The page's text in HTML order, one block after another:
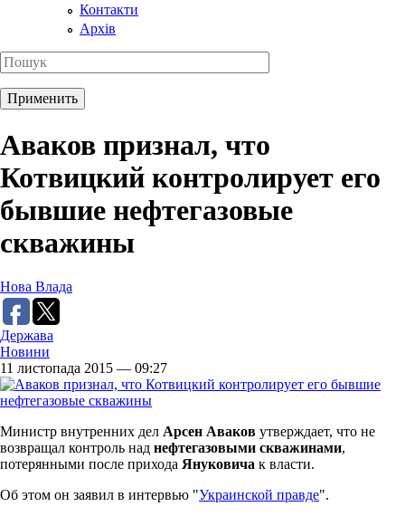
Контакти
Архів
Аваков признал, что
Котвицкий контролирует его
бывшие нефтегазовые
скважины
Нова Влада
Держава
Новини
11 листопада 2015 — 09:27
Министр внутренних дел Арсен Аваков утверждает, что не
возвращал контроль над нефтегазовыми скважинами,
потерянными после прихода Януковича к власти.
Об этом он заявил в интервью "Украинской правде".